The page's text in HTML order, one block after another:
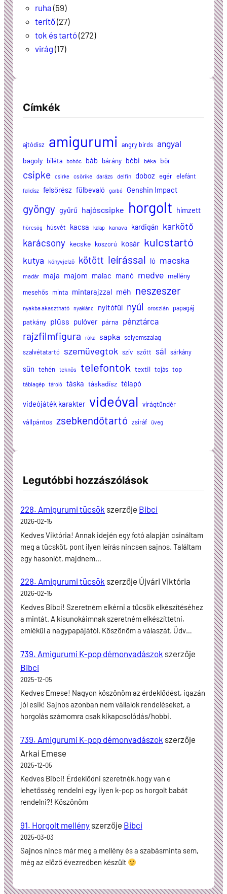
ruha (59)
terítő(27)
tok és tartó(272)
virág (17)
Címkék
ajtódísz amigurumi angry birds angyal
bagoly biléta bohóc báb bárány bébi béka bőr
csipke csirke csőrike darázs delfin doboz egér elefánt
falidísz felsőrész fülbevaló garbó Genshin Impact
gyöngy gyűrű hajóscsipke horgolt hímzett
hörcsög húsvét kacsa kalap kanava kardigán karkötő
karácsony kecske koszorú kosár kulcstartó
kutya könyvjelző kötött leírással ló macska
madár maja majom malac manó medve mellény
mesehős minta mintarajzzal méh neszeszer
nyakba akasztható nyaklánc nyitófül nyúl oroszlán
papagáj
patkány plüss pulóver párna pénztárca
rajzfilmfigura róka sapka selyemszalag
szalvétatartó
szemüvegtok szív szőtt sál sárkány
sün tehén teknős telefontok textil tojás top
táblagép tároló táska táskadísz télapó
videójáték karakter videóval virágtündér
vállpántos zsebkendőtartó zsiráf üveg
Legutóbbi hozzászólások
228. Amigurumi tücsök szerzője Bibci
2026-02-15
Kedves Viktória! Annak idején egy fotó alapján csináltam
meg a tücsköt, pont ilyen leírás nincsen sajnos. Találtam
egy hasonlót, majdnem…
228. Amigurumi tücsök szerzője Újvári Viktória
2026-02-15
Kedves Bibci! Szeretném elkérni a tücsök elkészítéséhez
a mintát. A kisunokáimnak szeretném elkészíttetni,
emlékül a nagypapájától. Köszönöm a válaszát. Üdv…
739. Amigurumi K-pop démonvadászok szerzője
Bibci
2025-12-05
Kedves Emese! Nagyon köszönöm az érdeklődést, igazán
jól esik! Sajnos azonban nem vállalok rendeléseket, a
horgolás számomra csak kikapcsolódás/hobbi.
739. Amigurumi K-pop démonvadászok szerzője
Arkai Emese
2025-12-05
Kedves Bibci! Érdeklődni szeretnék,hogy van e
lehetősség rendelni egy ilyen k-pop os horgolt babát
rendelni?! Köszönöm
91. Horgolt mellény szerzője Bibci
2025-03-03
Sajnos nincs már meg a mellény és a szabásminta sem,
még az előző évezredben készült